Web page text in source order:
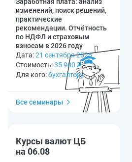
изменений, поиск решений,
практические
рекомендации. Отчётность
по НДФЛ и страховым
взносам в 2026 году
Дата:21 сентября 2026
Стоимость:35 900 ₽
Для кого:бухгалтеру
Все семинары
Курсы валют ЦБ
на 06.08